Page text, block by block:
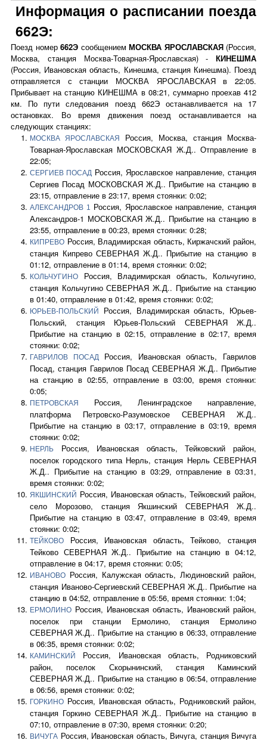
Информация о расписании поезда
662Э:
Поезд номер 662Э сообщением МОСКВА ЯРОСЛАВСКАЯ(Россия,
Москва, станция Москва-Товарная-Ярославская) - КИНЕШМА
(Россия, Ивановская область, Кинешма, станция Кинешма). Поезд
отправляется с станции МОСКВА ЯРОСЛАВСКАЯ в 22:05.
Прибывает на станцию КИНЕШМА в 08:21, суммарно проехав 412
км. По пути следования поезд 662Э останавливается на 17
остановках. Во время движения поезд останавливается на
следующих станциях:
МОСКВА ЯРОСЛАВСКАЯ
Россия, Москва, станция Москва-
Товарная-Ярославская МОСКОВСКАЯ Ж.Д.. Отправление в
22:05;
СЕРГИЕВ ПОСАД Россия, Ярославское направление, станция
Сергиев Посад МОСКОВСКАЯ Ж.Д.. Прибытие на станцию в
23:15, отправление в 23:17, время стоянки: 0:02;
АЛЕКСАНДРОВ 1 Россия, Ярославское направление, станция
Александров-1 МОСКОВСКАЯ Ж.Д.. Прибытие на станцию в
23:55, отправление в 00:23, время стоянки: 0:28;
КИПРЕВО Россия, Владимирская область, Киржачский район,
станция Кипрево СЕВЕРНАЯ Ж.Д.. Прибытие на станцию в
01:12, отправление в 01:14, время стоянки: 0:02;
КОЛЬЧУГИНО
Россия, Владимирская область, Кольчугино,
станция Кольчугино СЕВЕРНАЯ Ж.Д.. Прибытие на станцию
в 01:40, отправление в 01:42, время стоянки: 0:02;
ЮРЬЕВ-ПОЛЬСКИЙ
Россия, Владимирская область, Юрьев-
Польский, станция Юрьев-Польский СЕВЕРНАЯ Ж.Д..
Прибытие на станцию в 02:15, отправление в 02:17, время
стоянки: 0:02;
ГАВРИЛОВ ПОСАДРоссия, Ивановская область, Гаврилов
Посад, станция Гаврилов Посад СЕВЕРНАЯ Ж.Д.. Прибытие
на станцию в 02:55, отправление в 03:00, время стоянки:
0:05;
ПЕТРОВСКАЯ
Россия, Ленинградское направление,
платформа Петровско-Разумовское СЕВЕРНАЯ Ж.Д..
Прибытие на станцию в 03:17, отправление в 03:19, время
стоянки: 0:02;
НЕРЛЬ
Россия, Ивановская область, Тейковский район,
поселок городского типа Нерль, станция Нерль СЕВЕРНАЯ
Ж.Д.. Прибытие на станцию в 03:29, отправление в 03:31,
время стоянки: 0:02;
ЯКШИНСКИЙ Россия, Ивановская область, Тейковский район,
село Морозово, станция Якшинский СЕВЕРНАЯ Ж.Д..
Прибытие на станцию в 03:47, отправление в 03:49, время
стоянки: 0:02;
ТЕЙКОВО
Россия, Ивановская область, Тейково, станция
Тейково СЕВЕРНАЯ Ж.Д.. Прибытие на станцию в 04:12,
отправление в 04:17, время стоянки: 0:05;
ИВАНОВО Россия, Калужская область, Людиновский район,
станция Иваново-Сергиевский СЕВЕРНАЯ Ж.Д.. Прибытие на
станцию в 04:52, отправление в 05:56, время стоянки: 1:04;
ЕРМОЛИНО Россия, Ивановская область, Ивановский район,
поселок при станции Ермолино, станция Ермолино
СЕВЕРНАЯ Ж.Д.. Прибытие на станцию в 06:33, отправление
в 06:35, время стоянки: 0:02;
КАМИНСКИЙ
Россия, Ивановская область, Родниковский
район, поселок Скорынинский, станция Каминский
СЕВЕРНАЯ Ж.Д.. Прибытие на станцию в 06:54, отправление
в 06:56, время стоянки: 0:02;
ГОРКИНО Россия, Ивановская область, Родниковский район,
станция Горкино СЕВЕРНАЯ Ж.Д.. Прибытие на станцию в
07:10, отправление в 07:30, время стоянки: 0:20;
ВИЧУГА Россия, Ивановская область, Вичуга, станция Вичуга